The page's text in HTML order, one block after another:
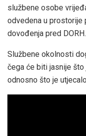
službene osobe
odvedena u prostorije
dovođenja pred DORH.
Službene okolnosti
čega će biti jasnije
odnosno što je